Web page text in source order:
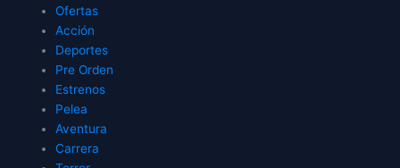
Ofertas
Acción
Deportes
Pre Orden
Estrenos
Pelea
Aventura
Carrera